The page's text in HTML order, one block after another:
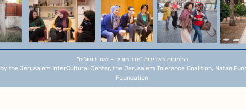
התמונות באדיבות "חדר מורים - זאת ירושלים"
the Jerusalem InterCultural Center, the Jerusalem Tolerance Coalition, Natan
Foundation